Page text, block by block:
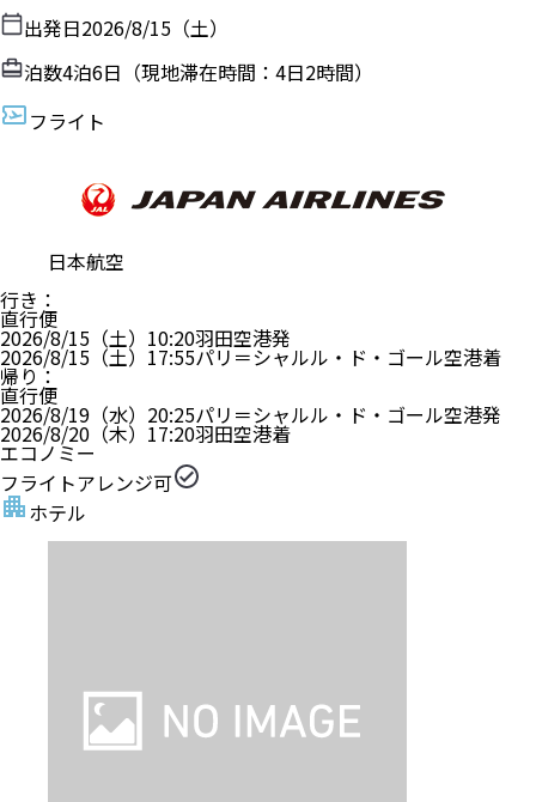
出発日2026/8/15（土）
泊数4泊6日（現地滞在時間： 4日2時間）
フライト
日本航空
行き ：
直行便
2026/8/15（土） 10:20羽田空港発
2026/8/15（土） 17:55パリ＝シャルル・ド・ゴール空港着
帰り ：
直行便
2026/8/19（水） 20:25パリ＝シャルル・ド・ゴール空港発
2026/8/20（木） 17:20羽田空港着
エコノミー
フライトアレンジ可
ホテル